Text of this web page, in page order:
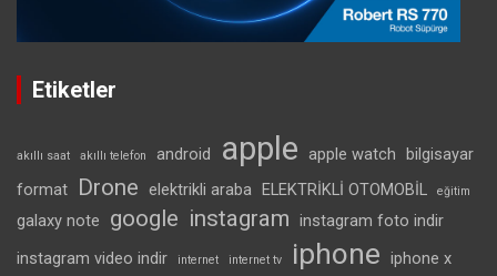
Etiketler
akıllı saat akıllı telefon android apple apple watch bilgisayar
format
Drone elektrikli araba ELEKTRİKLİ OTOMOBİL eğitim
galaxy note google instagram instagram foto indir
instagram video indir
internet internet tv iphone iphone x